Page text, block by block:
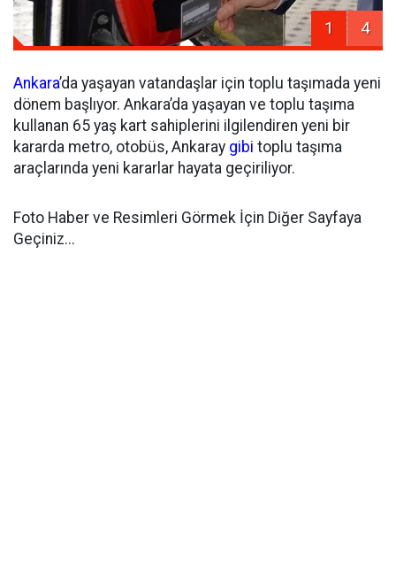
1 4
Ankara’da yaşayan vatandaşlar için toplu taşımada yeni
dönem başlıyor. Ankara’da yaşayan ve toplu taşıma
kullanan 65 yaş kart sahiplerini ilgilendiren yeni bir
kararda metro, otobüs, Ankaray gibi toplu taşıma
araçlarında yeni kararlar hayata geçiriliyor.
Foto Haber ve Resimleri Görmek İçin Diğer Sayfaya
Geçiniz...